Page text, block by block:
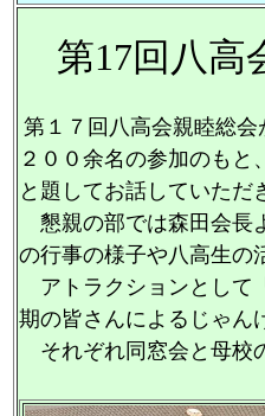
第17回八高
第１７回八高会親睦総
２００余名の参加のも
と題してお話していただ
懇親の部では森田会長
の行事の様子や八高生の
アトラクションとして
期の皆さんによるじゃん
それぞれ同窓会と母校